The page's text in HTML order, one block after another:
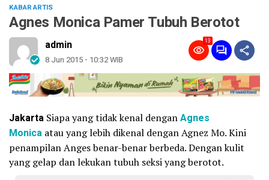
KABAR ARTIS
Agnes Monica Pamer Tubuh Berotot
admin
8 Jun 2015 - 10:32 WIB
13
Jakarta Siapa yang tidak kenal denganAgnes
Monica atau yang lebih dikenal dengan Agnez Mo. Kini
penampilan Anges benar-benar berbeda. Dengan kulit
yang gelap dan lekukan tubuh seksi yang berotot.